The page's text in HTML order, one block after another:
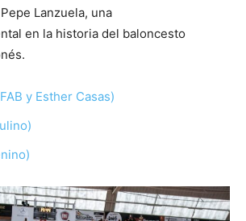
Lanzuela, una
en la historia del baloncesto
y Esther Casas)